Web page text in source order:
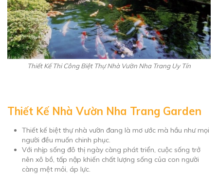
Thiết Kế Thi Công Biệt Thự Nhà Vườn Nha Trang Uy Tín
Thiết Kế Nhà Vườn Nha Trang Garden
Thiết kế biệt thự nhà vườn đang là mơ ước mà hầu như mọi
người đều muốn chinh phục.
Với nhịp sống đô thị ngày càng phát triển, cuộc sống trở
nên xô bồ, tấp nập khiến chất lượng sống của con người
càng mệt mỏi, áp lực.